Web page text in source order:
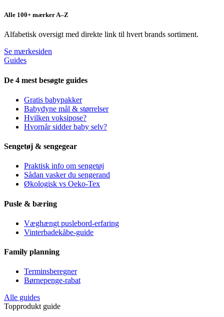
Alle 100+ mærker A–Z
Alfabetisk oversigt med direkte link til hvert brands sortiment.
Se mærkesiden
Guides
De 4 mest besøgte guides
Gratis babypakker
Babydyne mål & størrelser
Hvilken voksipose?
Hvornår sidder baby selv?
Sengetøj & sengegear
Praktisk info om sengetøj
Sådan vasker du sengerand
Økologisk vs Oeko-Tex
Pusle & bæring
Væghængt puslebord-erfaring
Vinterbadekåbe-guide
Family planning
Terminsberegner
Børnepenge-rabat
Alle guides
Topprodukt guide